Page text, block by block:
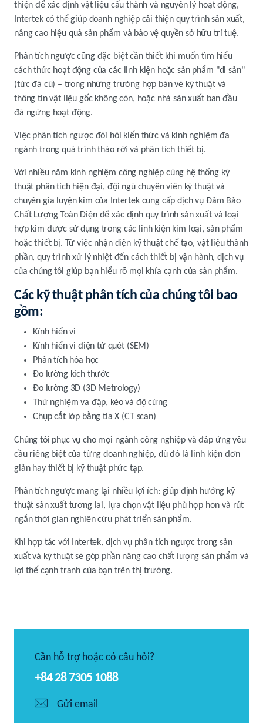
thiện để xác định vật liệu cấu thành và nguyên lý hoạt động,
Intertek có thể giúp doanh nghiệp cải thiện quy trình sản xuất,
nâng cao hiệu quả sản phẩm và bảo vệ quyền sở hữu trí tuệ.
Phân tích ngược cũng đặc biệt cần thiết khi muốn tìm hiểu
cách thức hoạt động của các linh kiện hoặc sản phẩm "di sản"
(tức đã cũ) – trong những trường hợp bản vẽ kỹ thuật và
thông tin vật liệu gốc không còn, hoặc nhà sản xuất ban đầu
đã ngừng hoạt động.
Việc phân tích ngược đòi hỏi kiến thức và kinh nghiệm đa
ngành trong quá trình tháo rời và phân tích thiết bị.
Với nhiều năm kinh nghiệm công nghiệp cùng hệ thống kỹ
thuật phân tích hiện đại, đội ngũ chuyên viên kỹ thuật và
chuyên gia luyện kim của Intertek cung cấp dịch vụ Đảm Bảo
Chất Lượng Toàn Diện để xác định quy trình sản xuất và loại
hợp kim được sử dụng trong các linh kiện kim loại, sản phẩm
hoặc thiết bị. Từ việc nhận diện kỹ thuật chế tạo, vật liệu thành
phần, quy trình xử lý nhiệt đến cách thiết bị vận hành, dịch vụ
của chúng tôi giúp bạn hiểu rõ mọi khía cạnh của sản phẩm.
Các kỹ thuật phân tích của chúng tôi bao
gồm:
Kính hiển vi
Kính hiển vi điện tử quét (SEM)
Phân tích hóa học
Đo lường kích thước
Đo lường 3D (3D Metrology)
Thử nghiệm va đập, kéo và độ cứng
Chụp cắt lớp bằng tia X (CT scan)
Chúng tôi phục vụ cho mọi ngành công nghiệp và đáp ứng yêu
cầu riêng biệt của từng doanh nghiệp, dù đó là linh kiện đơn
giản hay thiết bị kỹ thuật phức tạp.
Phân tích ngược mang lại nhiều lợi ích: giúp định hướng kỹ
thuật sản xuất tương lai, lựa chọn vật liệu phù hợp hơn và rút
ngắn thời gian nghiên cứu phát triển sản phẩm.
Khi hợp tác với Intertek, dịch vụ phân tích ngược trong sản
xuất và kỹ thuật sẽ góp phần nâng cao chất lượng sản phẩm và
lợi thế cạnh tranh của bạn trên thị trường.
Cần hỗ trợ hoặc có câu hỏi?
+84 28 7305 1088
Gửi email